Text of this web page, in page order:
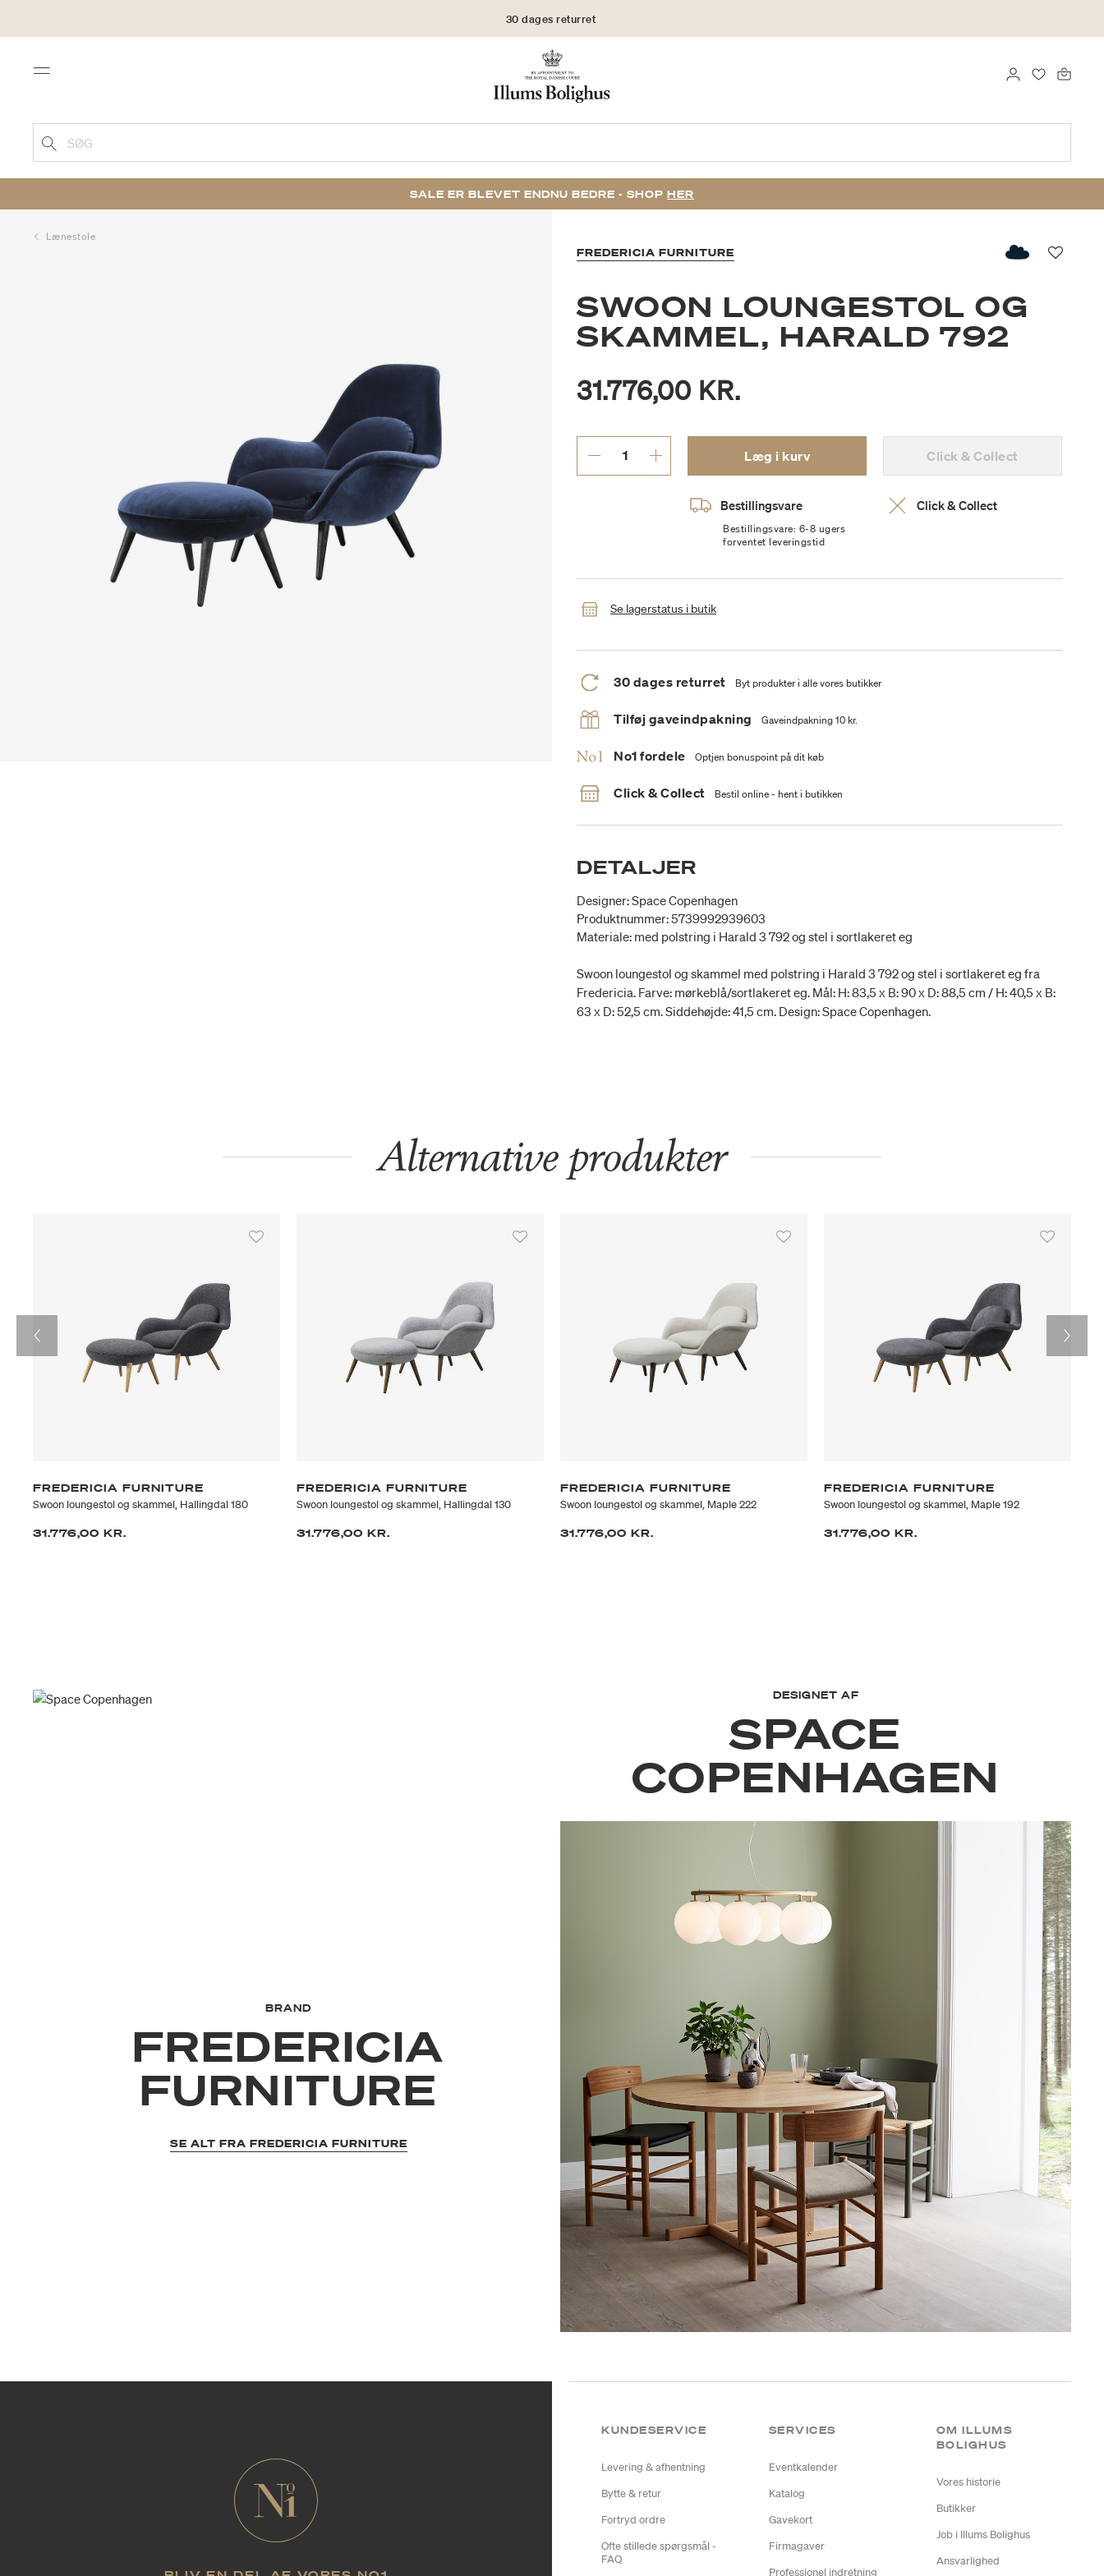
30 dages returret
Menu LOG IND
SØG
SALE ER BLEVET ENDNU BEDRE - SHOP HER
Lænestole
FREDERICIA FURNITURE
SWOON LOUNGESTOL OG
SKAMMEL, HARALD 792
31.776,00 KR.
Læg i kurv Click & Collect
Bestillingsvare
Bestillingsvare: 6-8 ugers
forventet leveringstid
Click & Collect
Se lagerstatus i butik
30 dages returret Byt produkter i alle vores butikker
Tilføj gaveindpakning Gaveindpakning 10 kr.
No1 fordele Optjen bonuspoint på dit køb
Click & Collect Bestil online - hent i butikken
DETALJER
Designer: Space Copenhagen
Produktnummer: 5739992939603
Materiale: med polstring i Harald 3 792 og stel i sortlakeret eg
Swoon loungestol og skammel med polstring i Harald 3 792 og stel i sortlakeret eg fra
Fredericia. Farve: mørkeblå/sortlakeret eg. Mål: H: 83,5 x B: 90 x D: 88,5 cm / H: 40,5 x B:
63 x D: 52,5 cm. Siddehøjde: 41,5 cm. Design: Space Copenhagen.
Alternative produkter
FREDERICIA FURNITURE
Swoon loungestol og skammel, Hallingdal 180
31.776,00 KR.
FREDERICIA FURNITURE
Swoon loungestol og skammel, Hallingdal 130
31.776,00 KR.
FREDERICIA FURNITURE
Swoon loungestol og skammel, Maple 222
31.776,00 KR.
FREDERICIA FURNITURE
Swoon loungestol og skammel, Maple 192
31.776,00 KR.
DESIGNET AF
SPACE
COPENHAGEN
BRAND
FREDERICIA
FURNITURE
SE ALT FRA FREDERICIA FURNITURE
KUNDESERVICE
Levering & afhentning
Bytte & retur
Fortryd ordre
Ofte stillede spørgsmål -
FAQ
SERVICES
Eventkalender
Katalog
Gavekort
Firmagaver
Professionel indretning
OM ILLUMS
BOLIGHUS
Vores historie
Butikker
Job i Illums Bolighus
Ansvarlighed